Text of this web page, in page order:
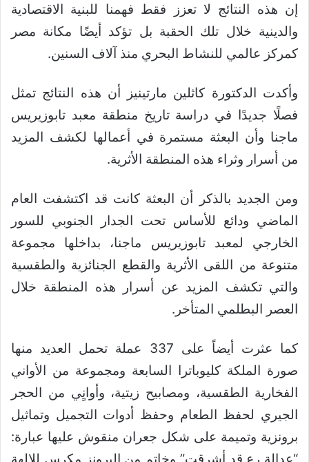
إن هذه النتائج لا تعزز فقط فهمنا للبنية الاقتصادية
والدينية خلال تلك الحقبة بل تؤكد أيضًا مكانة مصر
كمركز عالمي للنشاط البحري منذ آلاف السنين.
وأكدت الدكتورة كاثلين مارتينيز أن هذه النتائج تمثل
فصلًا جديدًا في دراسة تاريخ منطقة معبد تابوزيريس
ماجنا وأن البعثة مستمرة في أعمالها لكشف المزيد
من أسرار وثراء هذه المنطقة الأثرية.
ومن الجديد بالذكر أن البعثة كانت قد اكتشفت العام
الماضي ودائع للأساس تحت الجدار الجنوبي للسور
الخارجي لمعبد تابوزيريس ماجنا، بداخلها مجموعة
متنوعة من اللقى الأثرية والقطع الجنائزية والطقسية
والتي تكشف المزيد عن أسرار هذه المنطقة خلال
العصر البطلمي المتأخر.
كما عثرت أيضاً على 337 عملة تحمل العديد منها
صورة الملكة كليوباترا السابعة ومجموعة من الأواني
الفخارية الطقسية، ومصابيح زيتية، وأوانٍي من الحجر
الجيري لحفظ الطعام وحفظ أدوات التجميل وتماثيل
برونزية وتميمة على شكل جعران منقوش عليها عبارة:
“عدالة رع قد أشرقت” وخاتم من البرونز مكرس للإلهة